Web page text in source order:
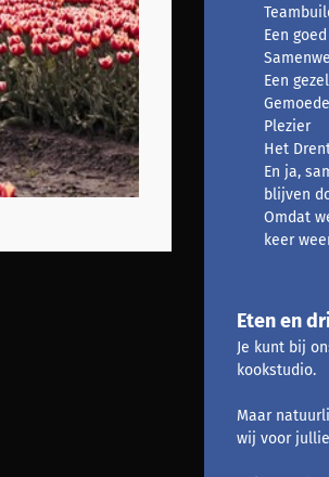
Een
Een
Plezier
Het
En ja,
blijven
Omdat
keer
Eten en
Je kunt bij
kookstudio.
Maar
wij voor